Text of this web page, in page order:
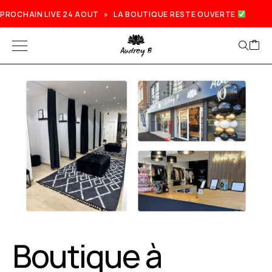
PROCHAIN LIVE 24 AOUT » LA BOUTIQUE RESTE OUVERTE
Prochain live lundi